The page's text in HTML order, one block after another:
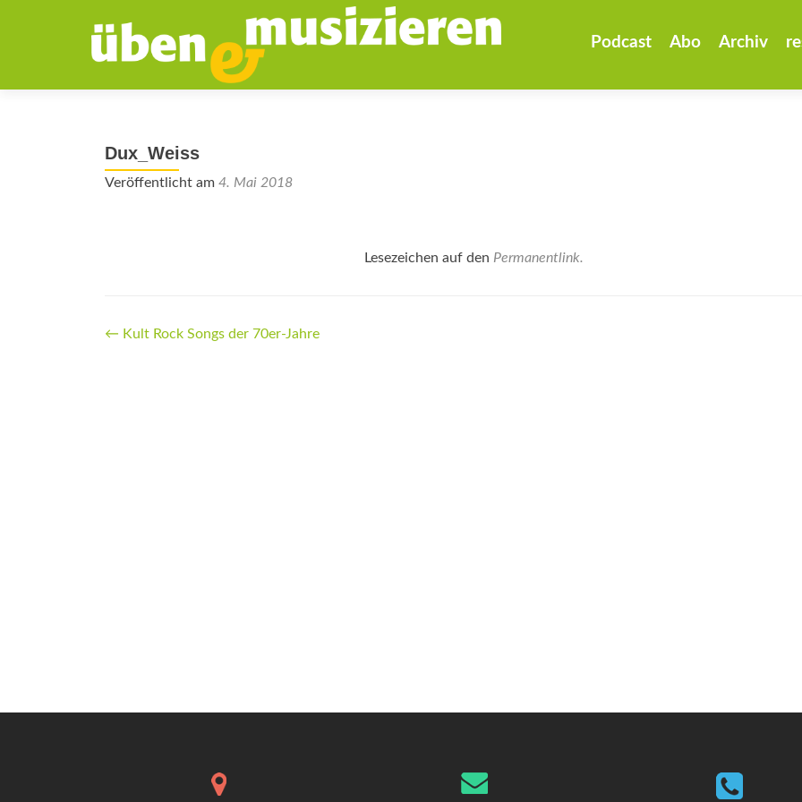
Podcast Abo Archiv
Dux_Weiss
Veröffentlicht am 4. Mai 2018
Lesezeichen auf den Permanentlink.
Beitrags-
← Kult Rock Songs der 70er-Jahre